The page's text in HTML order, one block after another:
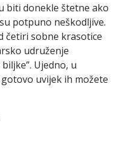
biti donekle štetne ako
potpuno neškodljive.
četiri sobne krasotice
udruženje
Ujedno, u
uvijek ih možete